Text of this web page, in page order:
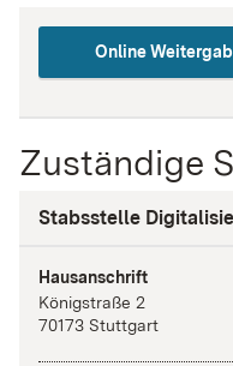
Online
Zuständige
Stabsstelle
Hausanschrift
Königstraße 2
70173 Stuttgart